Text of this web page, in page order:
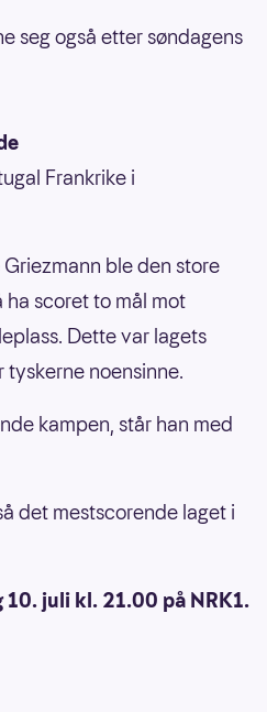
seg også etter søndagens
Frankrike i
ble den store
ha scoret to mål mot
Dette var lagets
noensinne.
kampen, står han med
det mestscorende laget i
10. juli kl. 21.00 på NRK1.